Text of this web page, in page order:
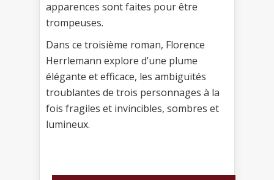
apparences sont faites pour être
trompeuses.
Dans ce troisième roman, Florence
Herrlemann explore d’une plume
élégante et efficace, les ambiguïtés
troublantes de trois personnages à la
fois fragiles et invincibles, sombres et
lumineux.